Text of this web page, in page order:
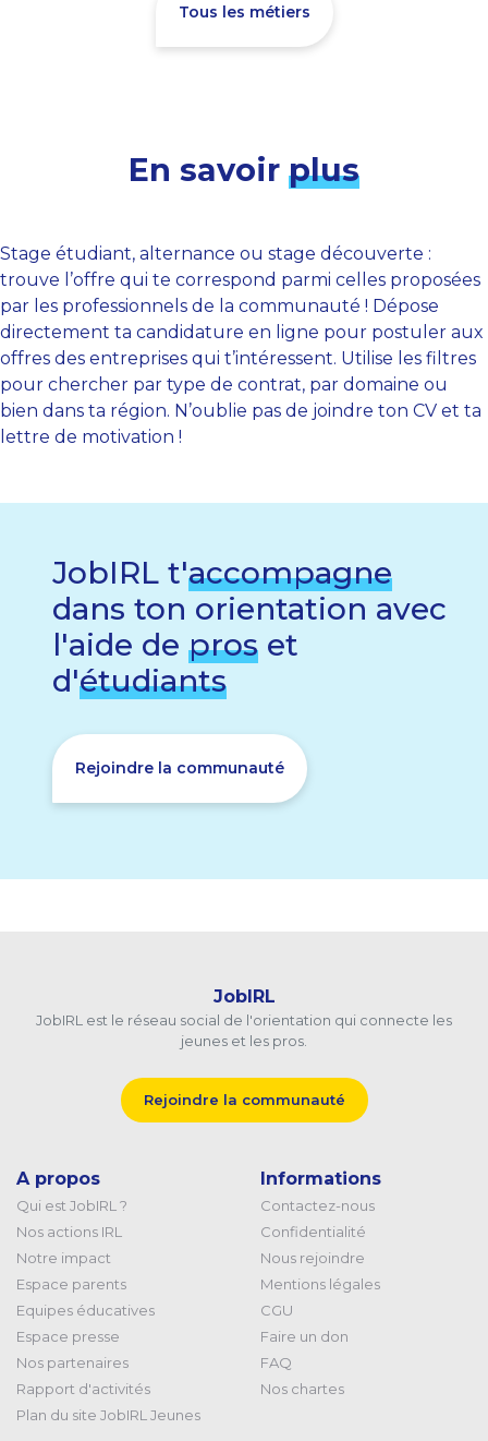
Tous les métiers
En savoir plus
Stage étudiant, alternance ou stage découverte :
trouve l’offre qui te correspond parmi celles proposées
par les professionnels de la communauté ! Dépose
directement ta candidature en ligne pour postuler aux
offres des entreprises qui t’intéressent. Utilise les filtres
pour chercher par type de contrat, par domaine ou
bien dans ta région. N’oublie pas de joindre ton CV et ta
lettre de motivation !
JobIRL t'accompagne
dans ton orientation avec
l'aide de pros et
d'étudiants
Rejoindre la communauté
JobIRL
JobIRL est le réseau social de l'orientation qui connecte les
jeunes et les pros.
Rejoindre la communauté
A propos
Qui est JobIRL ?
Nos actions IRL
Notre impact
Espace parents
Equipes éducatives
Espace presse
Nos partenaires
Rapport d'activités
Plan du site JobIRL Jeunes
Informations
Contactez-nous
Confidentialité
Nous rejoindre
Mentions légales
CGU
Faire un don
FAQ
Nos chartes